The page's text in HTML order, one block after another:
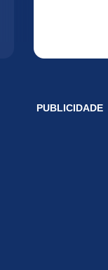
PUBLICIDADE